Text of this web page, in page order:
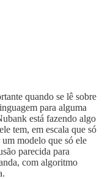
quando se lê sobre
para alguma
está fazendo algo
tem, em escala que só
modelo que só ele
parecida para
com algoritmo